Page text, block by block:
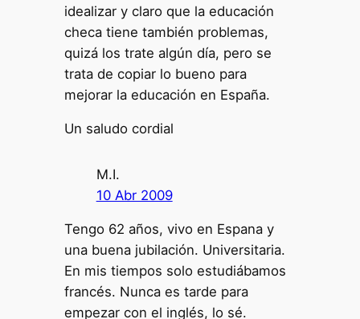
idealizar y claro que la educación
checa tiene también problemas,
quizá los trate algún día, pero se
trata de copiar lo bueno para
mejorar la educación en España.
Un saludo cordial
M.I.
10 Abr 2009
Tengo 62 años, vivo en Espana y
una buena jubilación. Universitaria.
En mis tiempos solo estudiábamos
francés. Nunca es tarde para
empezar con el inglés, lo sé.